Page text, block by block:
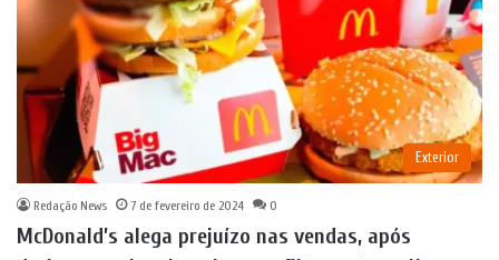
Exterior
Redação News 7 de fevereiro de 2024 0
McDonald’s alega prejuízo nas vendas, após